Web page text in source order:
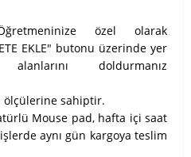
özel olarak
EKLE" butonu üzerinde yer
doldurmanız
ölçülerine sahiptir.
Mouse pad, hafta içi saat
aynı gün kargoya teslim